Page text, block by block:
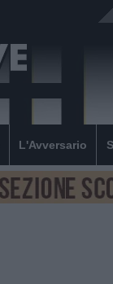
L'Avversario